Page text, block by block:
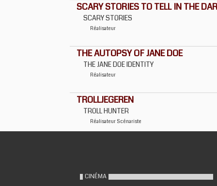
SCARY STORIES TO TELL IN THE
SCARY STORIES
Réalisateur
THE AUTOPSY OF JANE DOE
THE JANE DOE IDENTITY
Réalisateur
TROLLJEGEREN
TROLL HUNTER
Réalisateur Scénariste
CINÉMA